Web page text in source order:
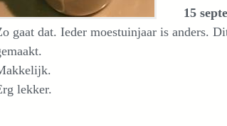
15
gaat dat. Ieder moestuinjaar is anders.
lekker.